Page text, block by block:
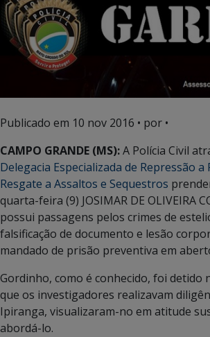
Publicado em 10 nov 2016 • por •
CAMPO GRANDE (MS):A Polícia Civil
Delegacia Especializada de Repressão a
Resgate a Assaltos e Sequestros
quarta-feira (9) JOSIMAR DE OLIVEIRA
possui passagens pelos crimes de
falsificação de documento e lesão
mandado de prisão preventiva em
Gordinho, como é conhecido, foi detido
que os investigadores realizavam
Ipiranga, visualizaram-no em atitude
abordá-lo.